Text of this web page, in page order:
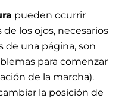
pueden ocurrir
los ojos, necesarios
de una página, son
para comenzar
de la marcha).
la posición de